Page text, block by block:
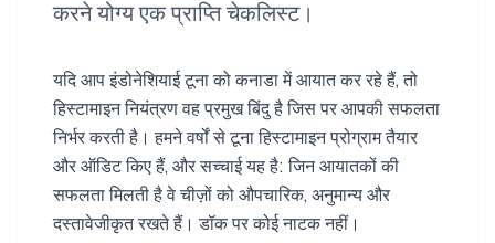
करने योग्य एक प्राप्ति चेकलिस्ट।
यदि आप इंडोनेशियाई टूना को कनाडा में आयात कर रहे हैं, तो
हिस्टामाइन नियंत्रण वह प्रमुख बिंदु है जिस पर आपकी सफलता
निर्भर करती है। हमने वर्षों से टूना हिस्टामाइन प्रोग्राम तैयार
और ऑडिट किए हैं, और सच्चाई यह है: जिन आयातकों की
सफलता मिलती है वे चीज़ों को औपचारिक, अनुमान्य और
दस्तावेजीकृत रखते हैं। डॉक पर कोई नाटक नहीं।